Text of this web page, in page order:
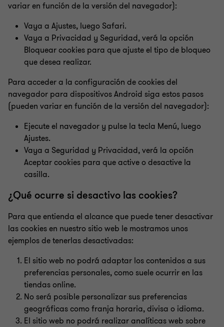
variar en función de la versión del navegador):
Vaya a Ajustes, luego Safari.
Vaya a Privacidad y Seguridad, verá la opción
Bloquear cookies para que ajuste el tipo de bloqueo
que desea realizar.
Para acceder a la configuración de cookies del
navegador para dispositivos Android siga estos pasos
(pueden variar en función de la versión del navegador):
Ejecute el navegador y pulse la tecla Menú, luego
Ajustes.
Vaya a Seguridad y Privacidad, verá la opción
Aceptar cookies para que active o desactive la
casilla.
¿Qué ocurre si desactivo las cookies?
Para que entienda el alcance que puede tener desactivar
las cookies en nuestro sitio web le mostramos unos
ejemplos de tenerlas desactivadas:
El sitio web no podrá adaptar los contenidos a sus
preferencias personales, como suele ocurrir en las
tiendas online.
No será posible personalizar sus preferencias
geográficas como franja horaria, divisa o idioma.
El sitio web no podrá realizar analíticas web sobre